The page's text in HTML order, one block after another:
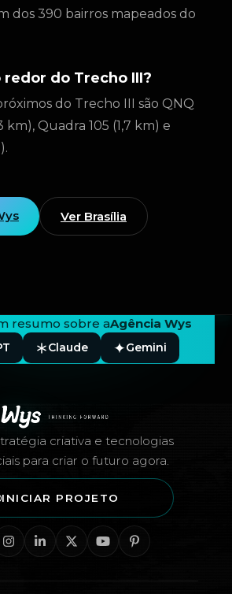
dos 390 bairros mapeados do
do Trecho III?
do Trecho III são QNQ
km), Quadra 105 (1,7 km) e
Ver Brasília
resumo sobre aAgência Wys
Claude Gemini
criativa e tecnologias
para criar o futuro agora.
INICIAR PROJETO